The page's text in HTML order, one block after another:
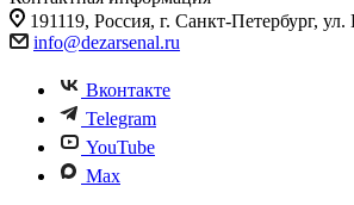
191119, Россия, г. Санкт-Петербург,
info@dezarsenal.ru
Вконтакте
Telegram
YouTube
Max